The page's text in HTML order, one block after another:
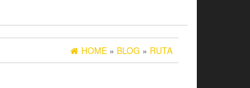
HOME » BLOG » RUTA